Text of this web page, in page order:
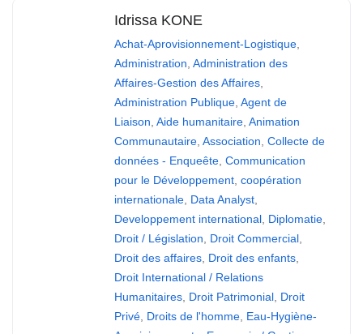
Idrissa KONE
Achat-Aprovisionnement-Logistique,
Administration, Administration des
Affaires-Gestion des Affaires,
Administration Publique, Agent de
Liaison, Aide humanitaire, Animation
Communautaire, Association, Collecte de
données - Enqueête, Communication
pour le Développement, coopération
internationale, Data Analyst,
Developpement international, Diplomatie,
Droit / Législation, Droit Commercial,
Droit des affaires, Droit des enfants,
Droit International / Relations
Humanitaires, Droit Patrimonial, Droit
Privé, Droits de l'homme, Eau-Hygiène-